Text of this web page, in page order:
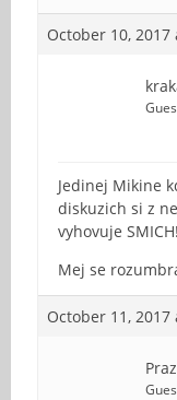
October 10, 2017
Jedinej Mikine
diskuzich si z
vyhovuje SMICH!
Mej se
October 11, 2017